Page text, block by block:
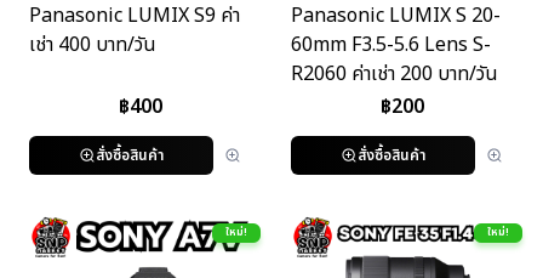
Panasonic LUMIX S9 ค่า
เช่า 400 บาท/วัน
฿400
สั่งซื้อสินค้า
Panasonic LUMIX S 20-
60mm F3.5-5.6 Lens S-
R2060 ค่าเช่า 200 บาท/วัน
฿200
สั่งซื้อสินค้า
ใหม่! ใหม่!